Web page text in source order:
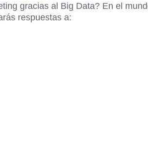
gracias al Big Data? En el
respuestas a: